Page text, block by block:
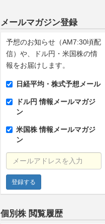
メールマガジン登録
予想のお知らせ（AM7:30頃配
信）や、ドル円・米国株の情
報をお届けします。
日経平均・株式予想メール
ドル円 情報メールマガジ
ン
米国株 情報メールマガジ
ン
メールアドレスを入力
個別株 閲覧履歴